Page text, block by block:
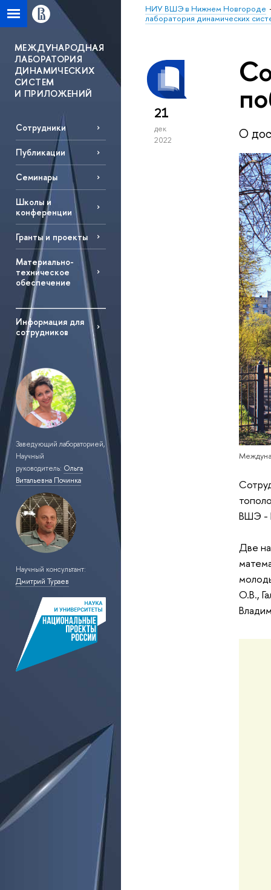
НИУ ВШЭ в Нижнем Новгороде
лаборатория динамических
МЕЖДУНАРОДНАЯ
ЛАБОРАТОРИЯ
ДИНАМИЧЕСКИХ
СИСТЕМ
И ПРИЛОЖЕНИЙ
Сотрудники
Публикации
Семинары
Школы и
конференции
Гранты и проекты
Материально-
техническое
обеспечение
Информация для
сотрудников
Заведующий лабораторией,
Научный
руководитель: Ольга
Витальевна Починка
Научный консультант:
Дмитрий Тураев
21
дек
2022
О
ВШЭ -
Две
О.В.,